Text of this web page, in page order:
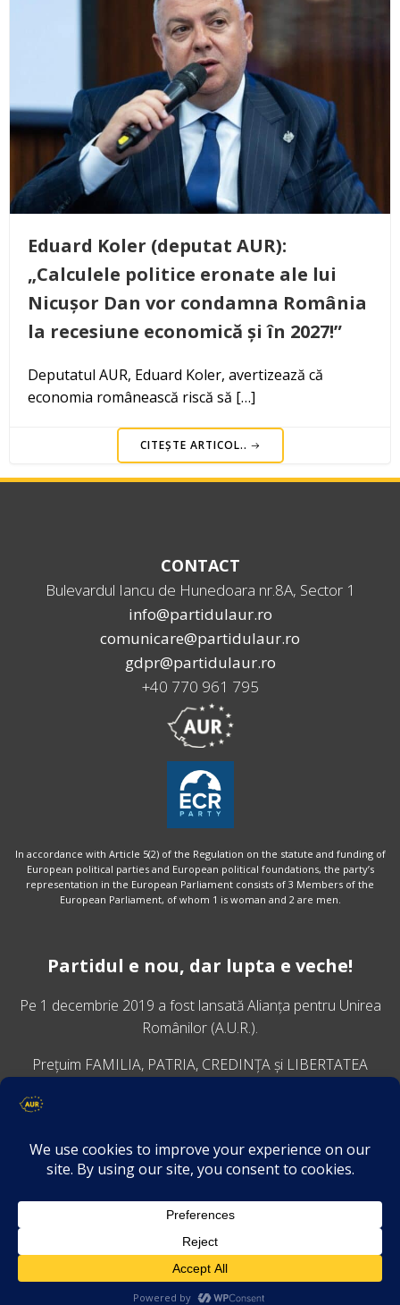
Eduard Koler (deputat AUR):
„Calculele politice eronate ale lui
Nicușor Dan vor condamna România
la recesiune economică și în 2027!”
Deputatul AUR, Eduard Koler, avertizează că
economia românească riscă să […]
CITEȘTE ARTICOL..
CONTACT
Bulevardul Iancu de Hunedoara nr.8A, Sector 1
info@partidulaur.ro
comunicare@partidulaur.ro
gdpr@partidulaur.ro
+40 770 961 795
In accordance with Article 5(2) of the Regulation on the statute and funding of
European political parties and European political foundations, the party’s
representation in the European Parliament consists of 3 Members of the
European Parliament, of whom 1 is woman and 2 are men.
Partidul e nou, dar lupta e veche!
Pe 1 decembrie 2019 a fost lansatăAlianța pentru Unirea
Românilor (A.U.R.).
Prețuim FAMILIA, PATRIA, CREDINȚA și LIBERTATEA
VINO ALĂTURI DE NOI
Descarcă aplicația Platforma AUR
Termeni și condiții de confidențialitate
GDPR